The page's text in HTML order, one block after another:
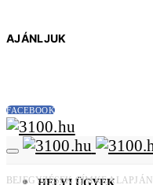
AJÁNLJUK
FACEBOOK
BEJEGYZÉSEK CÍMKE ALAPJÁN